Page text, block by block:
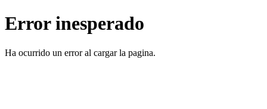
Error inesperado
Ha ocurrido un error al cargar la pagina.